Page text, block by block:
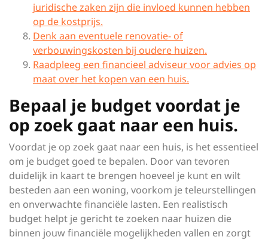
juridische zaken zijn die invloed kunnen hebben
op de kostprijs.
Denk aan eventuele renovatie- of
verbouwingskosten bij oudere huizen.
Raadpleeg een financieel adviseur voor advies op
maat over het kopen van een huis.
Bepaal je budget voordat je
op zoek gaat naar een huis.
Voordat je op zoek gaat naar een huis, is het essentieel
om je budget goed te bepalen. Door van tevoren
duidelijk in kaart te brengen hoeveel je kunt en wilt
besteden aan een woning, voorkom je teleurstellingen
en onverwachte financiële lasten. Een realistisch
budget helpt je gericht te zoeken naar huizen die
binnen jouw financiële mogelijkheden vallen en zorgt